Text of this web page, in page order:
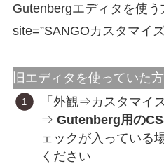
Gutenbergエディタを使う
site=”SANGOカスタマイ
旧エディタを使っていた
「外観⇒カスタマイ
⇒Gutenberg用の
ェックが入っている
ください